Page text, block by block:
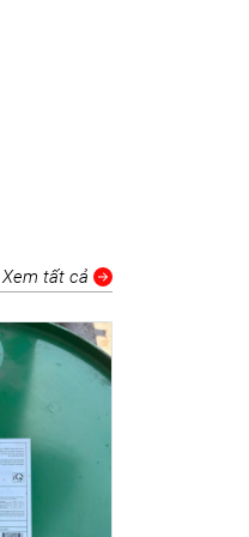
Xem tất cả